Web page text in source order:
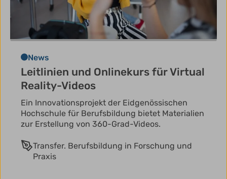
News
Leitlinien und Onlinekurs für Virtual
Reality-Videos
Ein Innovationsprojekt der Eidgenössischen
Hochschule für Berufsbildung bietet Materialien
zur Erstellung von 360-Grad-Videos.
Transfer. Berufsbildung in Forschung und
Praxis